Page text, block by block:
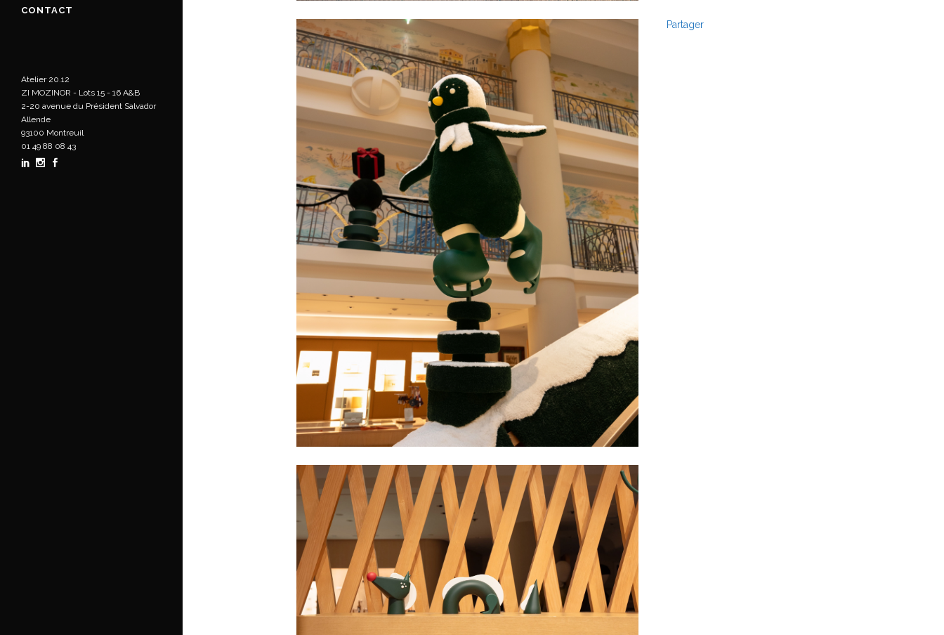
CONTACT
Atelier 20.12
ZI MOZINOR - Lots 15 - 16 A&B
2-20 avenue du Président Salvador
Allende
93100 Montreuil
01 49 88 08 43
Partager